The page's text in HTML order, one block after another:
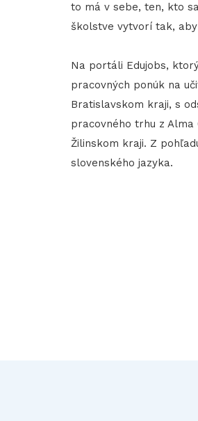
to má v sebe, ten, kto
školstve vytvorí tak,
Na portáli Edujobs,
pracovných ponúk na
Bratislavskom kraji, s
pracovného trhu z Alma
Žilinskom kraji. Z
slovenského jazyka.